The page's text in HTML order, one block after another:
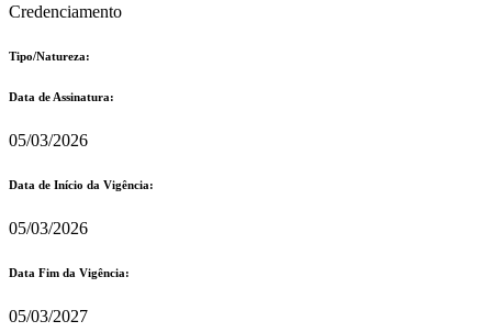
Credenciamento
Tipo/Natureza:
Data de Assinatura:
05/03/2026
Data de Início da Vigência:
05/03/2026
Data Fim da Vigência:
05/03/2027